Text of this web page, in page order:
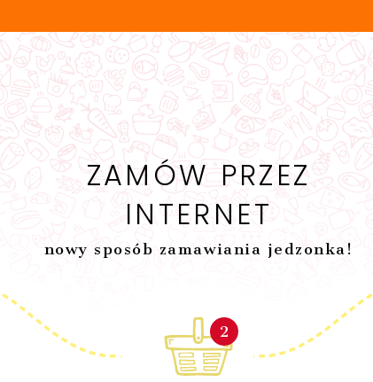
ZAMÓW PRZEZ
INTERNET
nowy sposób zamawiania jedzonka!
2